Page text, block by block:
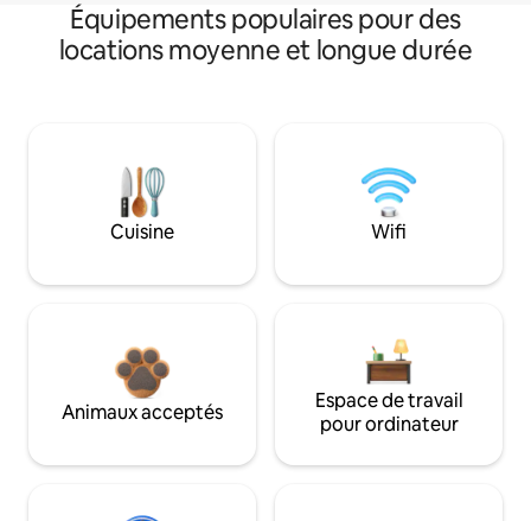
Équipements populaires pour des
locations moyenne et longue durée
Cuisine Wifi
Animaux acceptés
Espace de travail
pour ordinateur